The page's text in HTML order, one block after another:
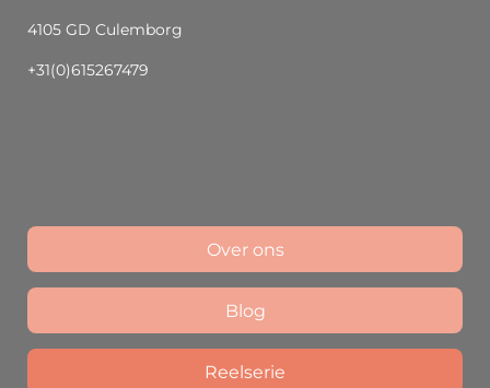
4105 GD Culemborg
+31(0)615267479
Over ons
Blog
Reelserie